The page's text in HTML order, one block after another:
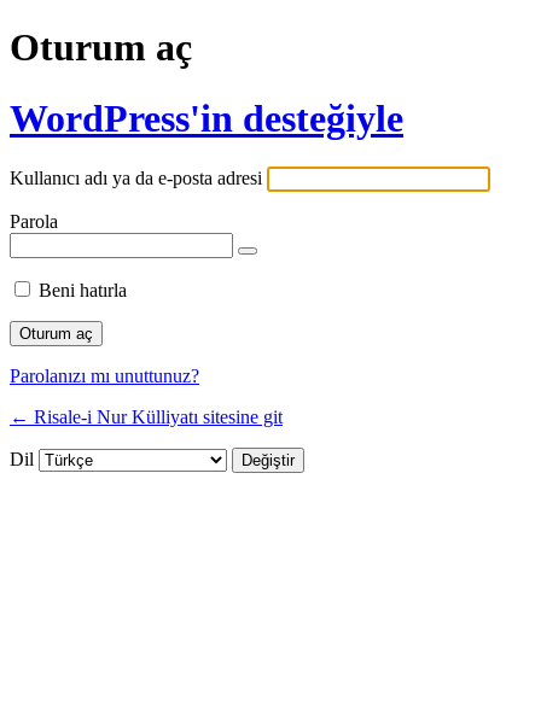
Oturum aç
WordPress'in desteğiyle
Kullanıcı adı ya da e-posta adresi
Parola
Beni hatırla
Parolanızı mı unuttunuz?
← Risale-i Nur Külliyatı sitesine git
Dil